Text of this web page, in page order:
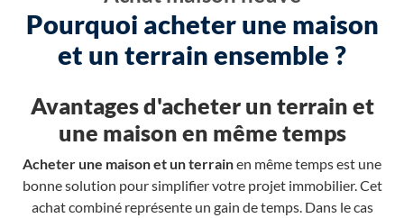
Pourquoi acheter une maison
et un terrain ensemble ?
Avantages d'acheter un terrain et
une maison en même temps
Acheter une maison et un terrainen même temps est une
bonne solution pour simplifier votre projet immobilier. Cet
achat combiné représente un gain de temps. Dans le cas